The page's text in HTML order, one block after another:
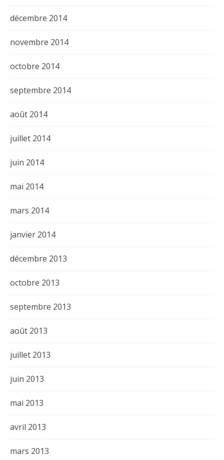
décembre 2014
novembre 2014
octobre 2014
septembre 2014
août 2014
juillet 2014
juin 2014
mai 2014
mars 2014
janvier 2014
décembre 2013
octobre 2013
septembre 2013
août 2013
juillet 2013
juin 2013
mai 2013
avril 2013
mars 2013